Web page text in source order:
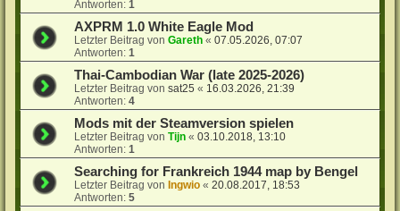
Antworten:1
AXPRM 1.0 White Eagle Mod
Letzter Beitrag vonGareth «07.05.2026, 07:07
Antworten:1
Thai-Cambodian War (late 2025-2026)
Letzter Beitrag vonsat25 « 16.03.2026, 21:39
Antworten:4
Mods mit der Steamversion spielen
Letzter Beitrag vonTijn «03.10.2018, 13:10
Antworten:1
Searching for Frankreich 1944 map by Bengel
Letzter Beitrag vonIngwio «20.08.2017, 18:53
Antworten:5